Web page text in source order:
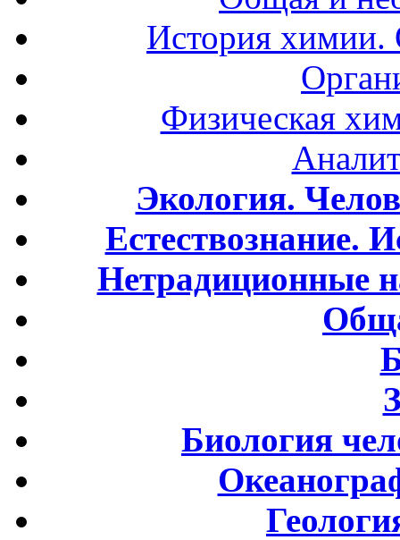
История
Физическая
Экология.
Естествознание.
Нетрадиционные
Биология